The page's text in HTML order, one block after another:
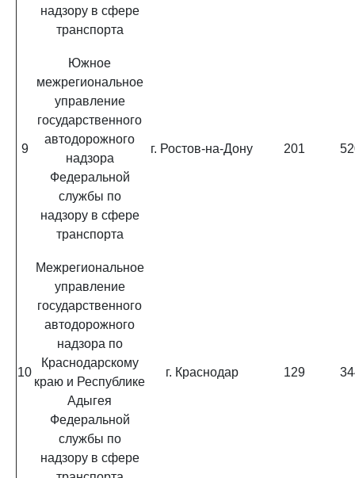
надзору в сфере
транспорта
9
Южное
межрегиональное
управление
государственного
автодорожного
надзора
Федеральной
службы по
надзору в сфере
транспорта
г. Ростов-на-Дону 201
10
Межрегиональное
управление
государственного
автодорожного
надзора по
Краснодарскому
краю и Республике
Адыгея
Федеральной
службы по
надзору в сфере
г. Краснодар 129